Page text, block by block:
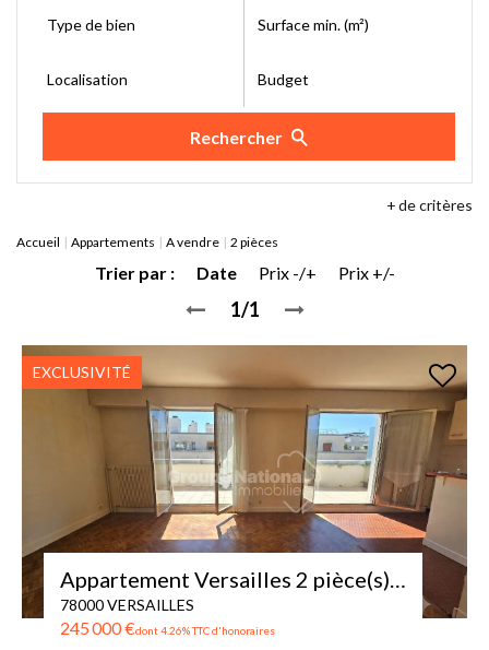
Type de bien Surface min. (m²)
Localisation Budget
Rechercher
+de critères
Accueil Appartements A vendre 2 pièces
Trier par : Date Prix -/+ Prix +/-
1/1
EXCLUSIVITÉ
Appartement Versailles 2 pièce(s) 34 m2 + TERRASSE de 17m²
78000 VERSAILLES
245 000 €dont 4.26% TTC d'honoraires